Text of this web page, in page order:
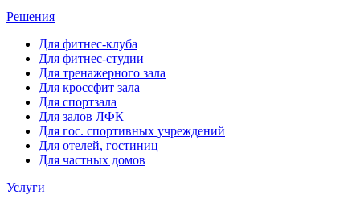
Решения
Для фитнес-клуба
Для фитнес-студии
Для тренажерного зала
Для кроссфит зала
Для спортзала
Для залов ЛФК
Для гос. спортивных учреждений
Для отелей, гостиниц
Для частных домов
Услуги